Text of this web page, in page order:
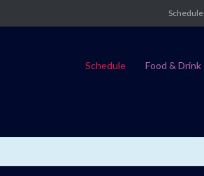
Schedule
Schedule Food & Drink